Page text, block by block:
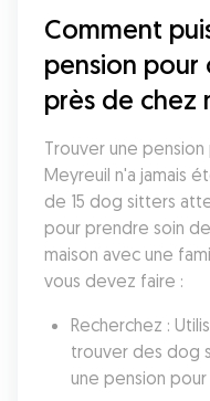
Comment
pension pour
près de chez
Trouver une
Meyreuil n'a jamais
de 15 dog sitters
pour prendre soin
maison avec une
vous devez faire :
Recherchez :
trouver des dog
une pension